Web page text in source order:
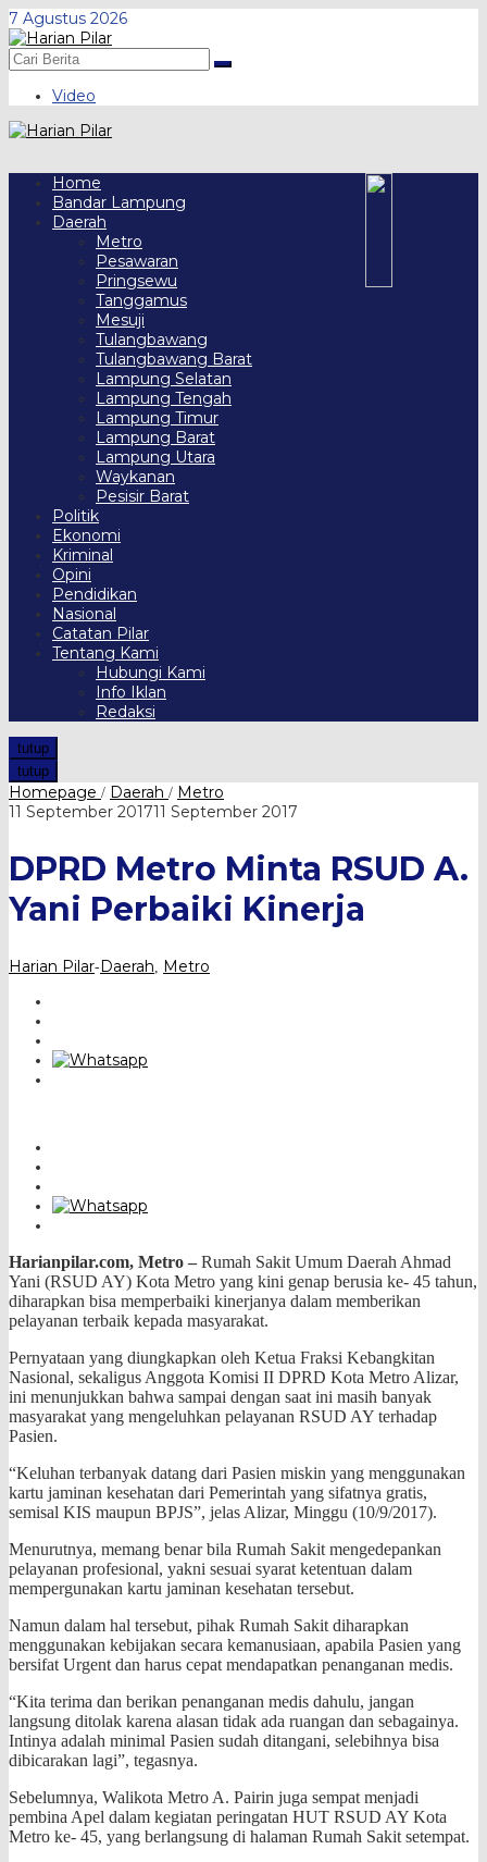
Skip
to
content
7 Agustus 2026
Video
Home
Bandar Lampung
Daerah
Metro
Pesawaran
Pringsewu
Tanggamus
Mesuji
Tulangbawang
Tulangbawang Barat
Lampung Selatan
Lampung Tengah
Lampung Timur
Lampung Barat
Lampung Utara
Waykanan
Pesisir Barat
Politik
Ekonomi
Kriminal
Opini
Pendidikan
Nasional
Catatan Pilar
Tentang Kami
Hubungi Kami
Info Iklan
Redaksi
tutup
tutup
Homepage / Daerah / Metro
Metro
A.
Yani
Perbaiki
Kinerja
11 September 201711 September 2017
DPRD Metro Minta RSUD A.
Yani Perbaiki Kinerja
Harian Pilar-Daerah Metro
Harianpilar.com, Metro – Rumah Sakit Umum Daerah Ahmad
Yani (RSUD AY) Kota Metro yang kini genap berusia ke- 45 tahun,
diharapkan bisa memperbaiki kinerjanya dalam memberikan
pelayanan terbaik kepada masyarakat.
Pernyataan yang diungkapkan oleh Ketua Fraksi Kebangkitan
Nasional, sekaligus Anggota Komisi II DPRD Kota Metro Alizar,
ini menunjukkan bahwa sampai dengan saat ini masih banyak
masyarakat yang mengeluhkan pelayanan RSUD AY terhadap
Pasien.
“Keluhan terbanyak datang dari Pasien miskin yang menggunakan
kartu jaminan kesehatan dari Pemerintah yang sifatnya gratis,
semisal KIS maupun BPJS”, jelas Alizar, Minggu (10/9/2017).
Menurutnya, memang benar bila Rumah Sakit mengedepankan
pelayanan profesional, yakni sesuai syarat ketentuan dalam
mempergunakan kartu jaminan kesehatan tersebut.
Namun dalam hal tersebut, pihak Rumah Sakit diharapkan
menggunakan kebijakan secara kemanusiaan, apabila Pasien yang
bersifat Urgent dan harus cepat mendapatkan penanganan medis.
“Kita terima dan berikan penanganan medis dahulu, jangan
langsung ditolak karena alasan tidak ada ruangan dan sebagainya.
Intinya adalah minimal Pasien sudah ditangani, selebihnya bisa
dibicarakan lagi”, tegasnya.
Sebelumnya, Walikota Metro A. Pairin juga sempat menjadi
pembina Apel dalam kegiatan peringatan HUT RSUD AY Kota
Metro ke- 45, yang berlangsung di halaman Rumah Sakit setempat.